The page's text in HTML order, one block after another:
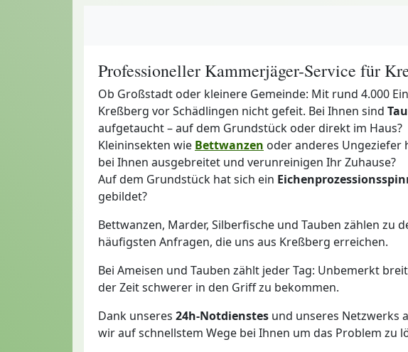
Professioneller Kammerjäger-Service für
Ob Großstadt oder kleinere Gemeinde: Mit rund 4.000
Kreßberg vor Schädlingen nicht gefeit. Bei Ihnen sind
aufgetaucht – auf dem Grundstück oder direkt im Haus?
Kleininsekten wie Bettwanzen oder anderes Ungeziefer
bei Ihnen ausgebreitet und verunreinigen Ihr Zuhause?
Auf dem Grundstück hat sich ein
gebildet?
Bettwanzen, Marder, Silberfische und Tauben zählen zu
häufigsten Anfragen, die uns aus Kreßberg erreichen.
Bei Ameisen und Tauben zählt jeder Tag: Unbemerkt
der Zeit schwerer in den Griff zu bekommen.
Dank unseres 24h-Notdienstes und unseres Netzwerks
wir auf schnellstem Wege bei Ihnen um das Problem zu